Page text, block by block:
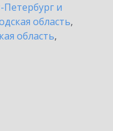
Петербург и
область,
область,